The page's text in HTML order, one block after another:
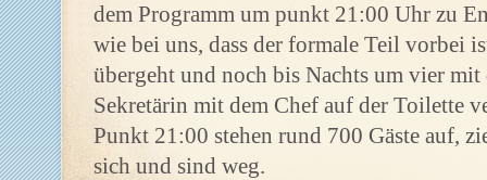
dem Programm um punkt 21:00 Uhr zu
wie bei uns, dass der formale Teil vorbei
übergeht und noch bis Nachts um vier
Sekretärin mit dem Chef auf der Toilette
Punkt 21:00 stehen rund 700 Gäste auf,
sich und sind weg.